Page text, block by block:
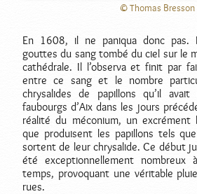
© Thomas Bresson
En 1608, il ne paniqua donc pas.
gouttes du sang tombé du ciel sur le
cathédrale. Il l’observa et finit par
entre ce sang et le nombre
chrysalides de papillons qu’il
faubourgs d’Aix dans les jours
réalité du méconium, un excrément
que produisent les papillons tels
sortent de leur chrysalide. Ce début
été exceptionnellement
temps, provoquant une véritable
rues.